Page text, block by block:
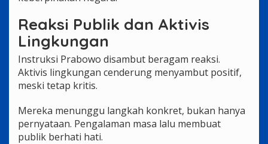
Reaksi Publik dan Aktivis
Lingkungan
Instruksi Prabowo disambut beragam reaksi.
Aktivis lingkungan cenderung menyambut positif,
meski tetap kritis.
Mereka menunggu langkah konkret, bukan hanya
pernyataan. Pengalaman masa lalu membuat
publik berhati hati.